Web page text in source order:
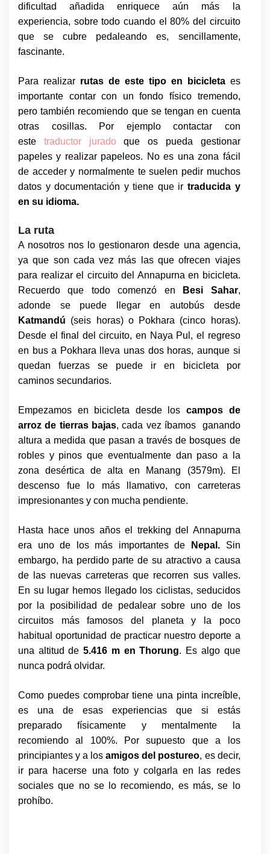
dificultad añadida enriquece aún más la
experiencia, sobre todo cuando el 80% del circuito
que se cubre pedaleando es, sencillamente,
fascinante.
Para realizar rutas de este tipo en bicicletaes
importante contar con un fondo físico tremendo,
pero también recomiendo que se tengan en cuenta
otras cosillas. Por ejemplo contactar con
este traductor juradoque os pueda gestionar
papeles y realizar papeleos. No es una zona fácil
de acceder y normalmente te suelen pedir muchos
datos y documentación y tiene que irtraducida y
en su idioma.
La ruta
A nosotros nos lo gestionaron desde una agencia,
ya que son cada vez más las que ofrecen viajes
para realizar el circuito del Annapurna en bicicleta.
Recuerdo que todo comenzó en Besi Sahar,
adonde se puede llegar en autobús desde
Katmandú (seis horas) o Pokhara (cinco horas).
Desde el final del circuito, en Naya Pul, el regreso
en bus a Pokhara lleva unas dos horas, aunque si
quedan fuerzas se puede ir en bicicleta por
caminos secundarios.
Empezamos en bicicleta desde loscampos de
arroz de tierras bajas, cada vez íbamos ganando
altura a medida que pasan a través de bosques de
robles y pinos que eventualmente dan paso a la
zona desértica de alta en Manang (3579m). El
descenso fue lo más llamativo, con carreteras
impresionantes y con mucha pendiente.
Hasta hace unos años el trekking del Annapurna
era uno de los más importantes de Nepal. Sin
embargo, ha perdido parte de su atractivo a causa
de las nuevas carreteras que recorren sus valles.
En su lugar hemos llegado los ciclistas, seducidos
por la posibilidad de pedalear sobre uno de los
circuitos más famosos del planeta y la poco
habitual oportunidad de practicar nuestro deporte a
una altitud de5.416 m en Thorung. Es algo que
nunca podrá olvidar.
Como puedes comprobar tiene una pinta increíble,
es una de esas experiencias que si estás
preparado físicamente y mentalmente la
recomiendo al 100%. Por supuesto que a los
principiantes y a los amigos del postureo, es decir,
ir para hacerse una foto y colgarla en las redes
sociales que no se lo recomiendo, es más, se lo
prohíbo.